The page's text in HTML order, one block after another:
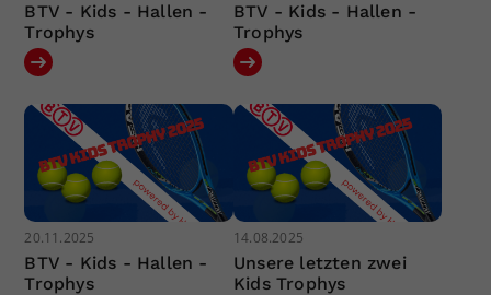
BTV - Kids - Hallen -
Trophys
BTV - Kids - Hallen -
Trophys
20.11.2025
BTV - Kids - Hallen -
Trophys
14.08.2025
Unsere letzten zwei
Kids Trophys